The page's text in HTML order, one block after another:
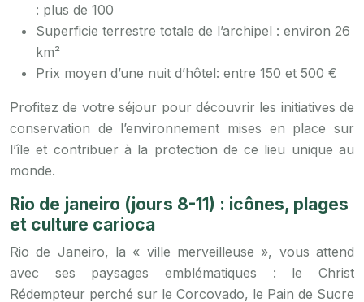
: plus de 100
Superficie terrestre totale de l’archipel : environ 26
km²
Prix moyen d’une nuit d’hôtel: entre 150 et 500 €
Profitez de votre séjour pour découvrir les initiatives de
conservation de l’environnement mises en place sur
l’île et contribuer à la protection de ce lieu unique au
monde.
Rio de janeiro (jours 8-11) : icônes, plages
et culture carioca
Rio de Janeiro, la « ville merveilleuse », vous attend
avec ses paysages emblématiques : le Christ
Rédempteur perché sur le Corcovado, le Pain de Sucre